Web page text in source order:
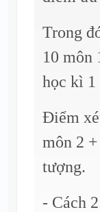
Trong
10 môn
học kì 1
Điểm
môn 2
tượng.
- Cách